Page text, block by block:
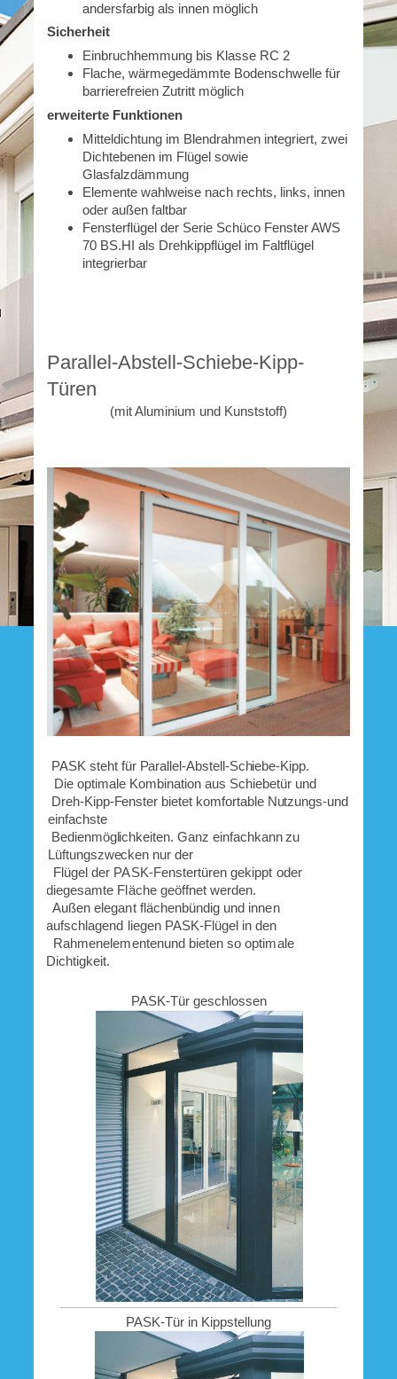
andersfarbig als innen möglich
Sicherheit
Einbruchhemmung bis Klasse RC 2
Flache, wärmegedämmte Bodenschwelle für
barrierefreien Zutritt möglich
erweiterte Funktionen
Mitteldichtung im Blendrahmen integriert, zwei
Dichtebenen im Flügel sowie
Glasfalzdämmung
Elemente wahlweise nach rechts, links, innen
oder außen faltbar
Fensterflügel der Serie Schüco Fenster AWS
70 BS.HI als Drehkippflügel im Faltflügel
integrierbar
Parallel-Abstell-Schiebe-Kipp-
Türen
(mit Aluminium und Kunststoff)
PASK steht für Parallel-Abstell-Schiebe-Kipp.
Die optimale Kombination aus Schiebetür und
Dreh-Kipp-Fenster bietet komfortable Nutzungs-und
einfachste
Bedienmöglichkeiten. Ganz einfachkann zu
Lüftungszwecken nur der
Flügel der PASK-Fenstertüren gekippt oder
diegesamte Fläche geöffnet werden.
Außen elegant flächenbündig und innen
aufschlagend liegen PASK-Flügel in den
Rahmenelementenund bieten so optimale
Dichtigkeit.
PASK-Tür geschlossen
PASK-Tür in Kippstellung